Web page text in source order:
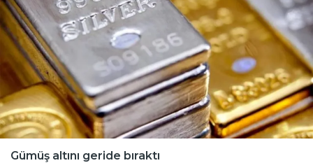
Gümüş altını geride bıraktı